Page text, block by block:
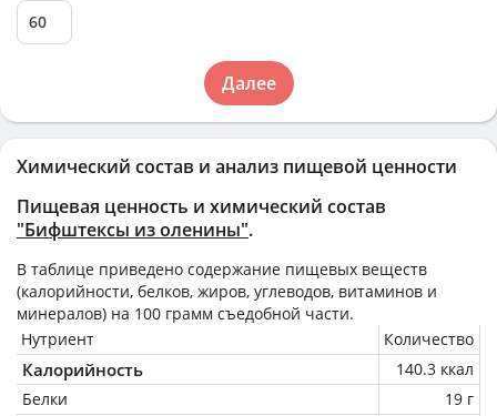
Химический состав и анализ пищевой ценности
Пищевая ценность и химический состав
"Бифштексы из оленины".
В таблице приведено содержание пищевых веществ
(калорийности, белков, жиров, углеводов, витаминов и
минералов) на 100 грамм съедобной части.
Нутриент
Количество
Калорийность
140.3 ккал
Белки
19 г
Далее